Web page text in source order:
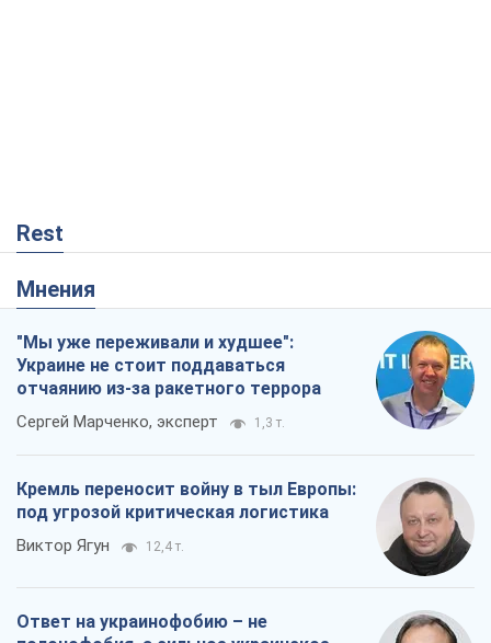
Rest
Мнения
"Мы уже переживали и худшее":
Украине не стоит поддаваться
отчаянию из-за ракетного террора
Сергей Марченко, эксперт 1,3 т.
Кремль переносит войну в тыл Европы:
под угрозой критическая логистика
Виктор Ягун 12,4 т.
Ответ на украинофобию – не